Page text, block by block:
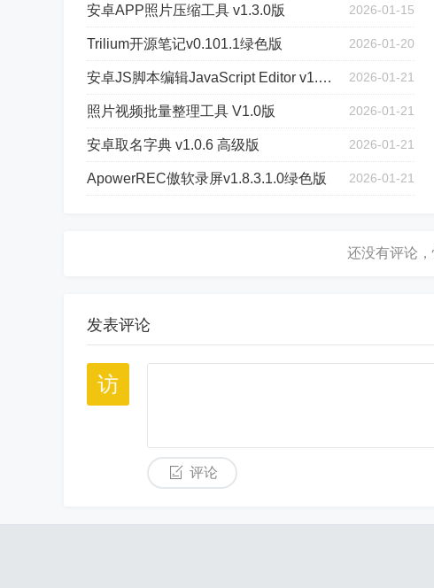
安卓APP照片压缩工具 v1.3.0版 2026-01-15
Trilium开源笔记v0.101.1绿色版 2026-01-20
安卓JS脚本编辑JavaScript Editor v1.95 2026-01-21
照片视频批量整理工具 V1.0版 2026-01-21
安卓取名字典 v1.0.6 高级版 2026-01-21
ApowerREC傲软录屏v1.8.3.1.0绿色版 2026-01-21
发表评论
评论